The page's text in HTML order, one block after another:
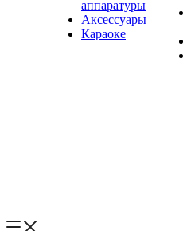
аппаратуры
Аксессуары
Караоке